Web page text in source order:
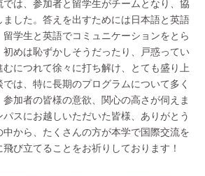
では、参加者と留学生がチームとなり、協
した。答えを出すためには日本語と英語
学生と英語でコミュニケーションをとら
めは恥ずかしそうだったり、戸惑ってい
につれて徐々に打ち解け、とても盛り上
は、特に長期のプログラムについて多く
加者の皆様の意欲、関心の高さが伺えま
パスにお越しいただいた皆様、ありがとう
中から、たくさんの方が本学で国際交流を
び立てることをお祈りしております！